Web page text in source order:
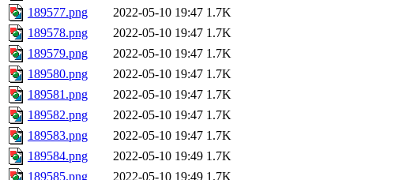
189577.png
2022-05-10 19:47 1.7K
189578.png
2022-05-10 19:47 1.7K
189579.png
2022-05-10 19:47 1.7K
189580.png
2022-05-10 19:47 1.7K
189581.png
2022-05-10 19:47 1.7K
189582.png
2022-05-10 19:47 1.7K
189583.png
2022-05-10 19:47 1.7K
189584.png
2022-05-10 19:49 1.7K
189585.png
2022-05-10 19:49 1.7K